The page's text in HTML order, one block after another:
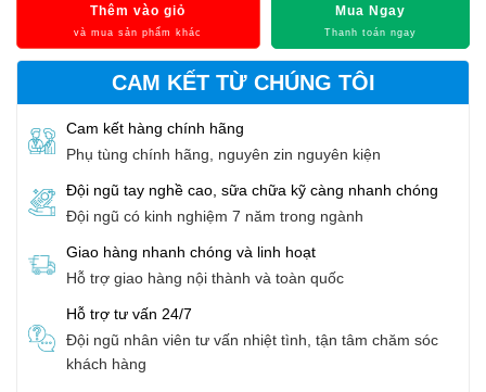
Thêm vào giỏ
và mua sản phẩm khác
Mua Ngay
Thanh toán ngay
CAM KẾT TỪ CHÚNG TÔI
Cam kết hàng chính hãng
Phụ tùng chính hãng, nguyên zin nguyên kiện
Đội ngũ tay nghề cao, sữa chữa kỹ càng nhanh chóng
Đội ngũ có kinh nghiệm 7 năm trong ngành
Giao hàng nhanh chóng và linh hoạt
Hỗ trợ giao hàng nội thành và toàn quốc
Hỗ trợ tư vấn 24/7
Đội ngũ nhân viên tư vấn nhiệt tình, tận tâm chăm sóc
khách hàng